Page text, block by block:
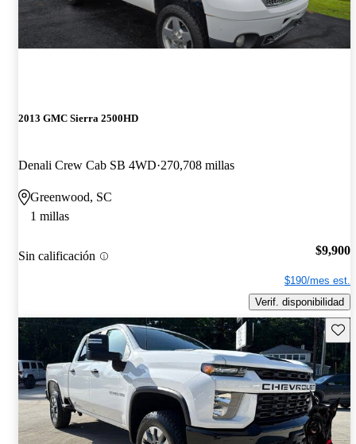
2013 GMC Sierra 2500HD
Denali Crew Cab SB 4WD 270,708 millas
Greenwood, SC
1 millas
Sin calificación $9,900
$190/mes est.
Verif. disponibilidad